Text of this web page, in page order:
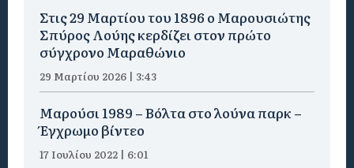
Στις 29 Μαρτίου του 1896 ο Μαρουσιώτης
Σπύρος Λούης κερδίζει στον πρώτο
σύγχρονο Μαραθώνιο
29 Μαρτίου 2026 | 3:43
Μαρούσι 1989 – Βόλτα στο λούνα παρκ –
Έγχρωμο βίντεο
17 Ιουλίου 2022 | 6:01